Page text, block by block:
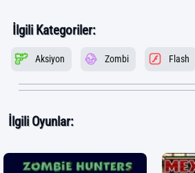
İlgili Kategoriler:
Aksiyon Zombi Flash
İlgili Oyunlar: